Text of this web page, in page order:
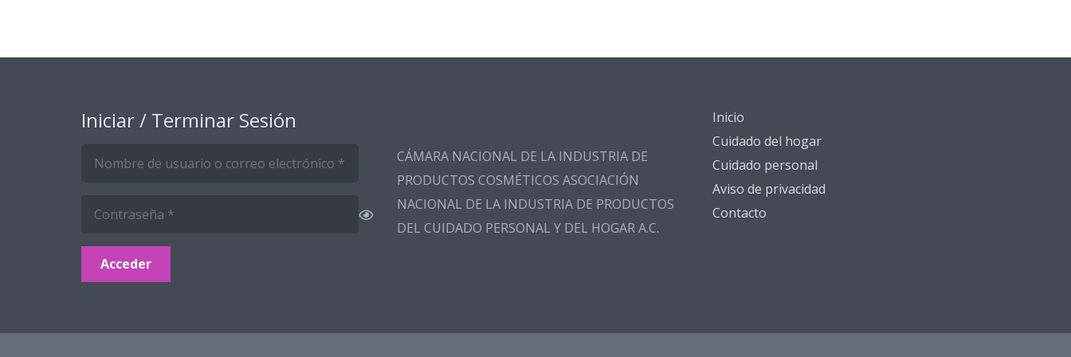
Iniciar / Terminar Sesión
Acceder
CÁMARA NACIONAL DE LA INDUSTRIA DE
PRODUCTOS COSMÉTICOS ASOCIACIÓN
NACIONAL DE LA INDUSTRIA DE PRODUCTOS
DEL CUIDADO PERSONAL Y DEL HOGAR A.C.
Inicio
Cuidado del hogar
Cuidado personal
Aviso de privacidad
Contacto